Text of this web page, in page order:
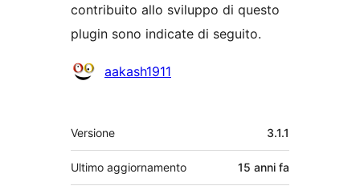
contribuito allo sviluppo di questo
plugin sono indicate di seguito.
Collaboratori
aakash1911
Meta
Versione 3.1.1
Ultimo aggiornamento 15 anni fa